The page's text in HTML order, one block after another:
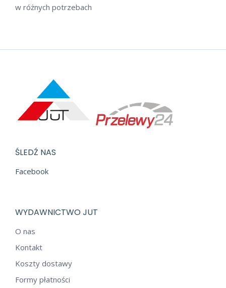
w różnych potrzebach
ŚLEDŹ NAS
Facebook
WYDAWNICTWO JUT
O nas
Kontakt
Koszty dostawy
Formy płatności